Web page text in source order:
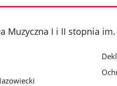
Muzyczna I i II stopnia